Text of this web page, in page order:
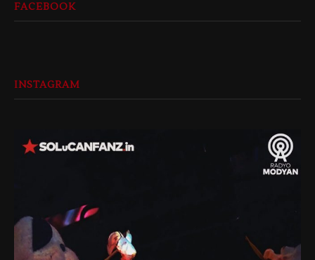
FACEBOOK
INSTAGRAM